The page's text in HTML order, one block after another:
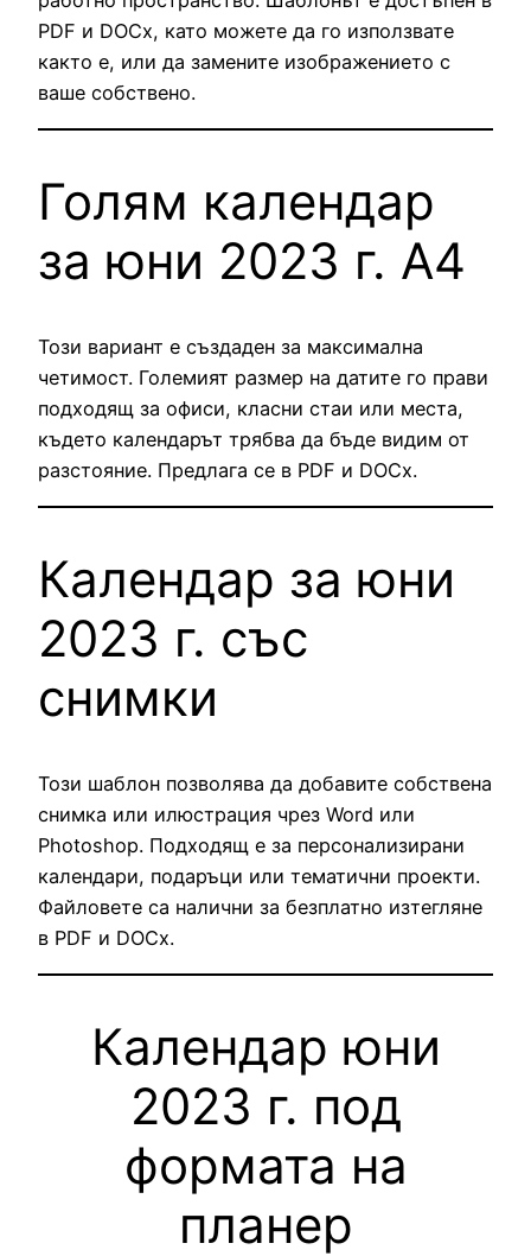
PDF и DOCx, като можете да го използвате
както е, или да замените изображението с
ваше собствено.
Голям календар
за юни 2023 г. А4
Този вариант е създаден за максимална
четимост. Големият размер на датите го прави
подходящ за офиси, класни стаи или места,
където календарът трябва да бъде видим от
разстояние. Предлага се в PDF и DOCx.
Календар за юни
2023 г. със
снимки
Този шаблон позволява да добавите собствена
снимка или илюстрация чрез Word или
Photoshop. Подходящ е за персонализирани
календари, подаръци или тематични проекти.
Файловете са налични за безплатно изтегляне
в PDF и DOCx.
Календар юни
2023 г. под
формата на
планер